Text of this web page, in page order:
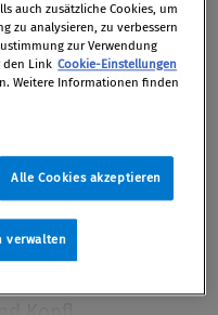
teilenteilen
Mail teilen
von Grayling
Erfahrung
auch zusätzliche Cookies, um
zu analysieren, zu verbessern
zur Verwendung
den Link Cookie-Einstellungen
Weitere Informationen finden
Alle Cookies akzeptieren
verwalten